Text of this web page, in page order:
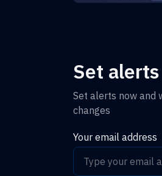
Set
Set alerts now and
changes
Your email address